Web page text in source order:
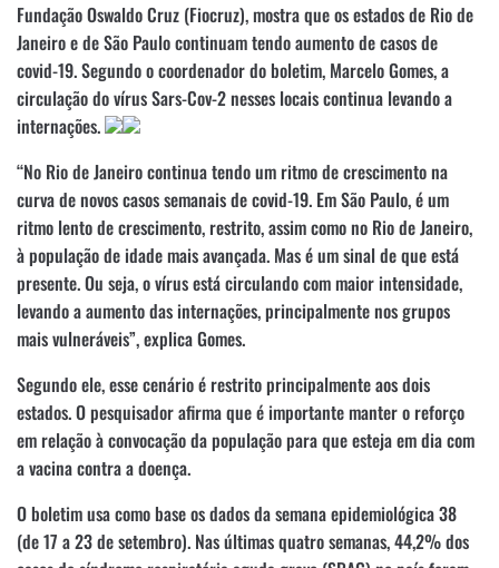
Fundação Oswaldo Cruz (Fiocruz), mostra que os estados de Rio de
Janeiro e de São Paulo continuam tendo aumento de casos de
covid-19. Segundo o coordenador do boletim, Marcelo Gomes, a
circulação do vírus Sars-Cov-2 nesses locais continua levando a
internações.
“No Rio de Janeiro continua tendo um ritmo de crescimento na
curva de novos casos semanais de covid-19. Em São Paulo, é um
ritmo lento de crescimento, restrito, assim como no Rio de Janeiro,
à população de idade mais avançada. Mas é um sinal de que está
presente. Ou seja, o vírus está circulando com maior intensidade,
levando a aumento das internações, principalmente nos grupos
mais vulneráveis”, explica Gomes.
Segundo ele, esse cenário é restrito principalmente aos dois
estados. O pesquisador afirma que é importante manter o reforço
em relação à convocação da população para que esteja em dia com
a vacina contra a doença.
O boletim usa como base os dados da semana epidemiológica 38
(de 17 a 23 de setembro). Nas últimas quatro semanas, 44,2% dos